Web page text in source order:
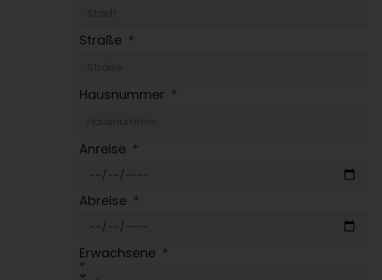
Straße
Hausnummer
Anreise
Abreise
Erwachsene